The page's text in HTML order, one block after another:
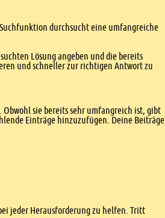
durchsucht eine umfangreiche
Lösung angeben und die bereits
und schneller zur richtigen Antwort zu
sie bereits sehr umfangreich ist, gibt
Einträge hinzuzufügen. Deine Beiträge
jeder Herausforderung zu helfen. Tritt